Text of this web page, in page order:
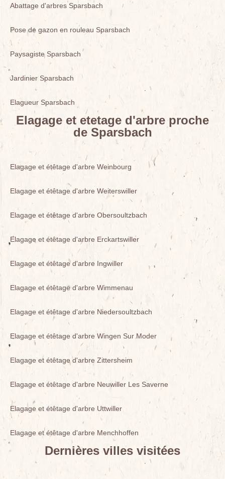
Abattage d'arbres Sparsbach
Pose de gazon en rouleau Sparsbach
Paysagiste Sparsbach
Jardinier Sparsbach
Elagueur Sparsbach
Elagage et etetage d'arbre proche
de Sparsbach
Elagage et étêtage d'arbre Weinbourg
Elagage et étêtage d'arbre Weiterswiller
Elagage et étêtage d'arbre Obersoultzbach
Elagage et étêtage d'arbre Erckartswiller
Elagage et étêtage d'arbre Ingwiller
Elagage et étêtage d'arbre Wimmenau
Elagage et étêtage d'arbre Niedersoultzbach
Elagage et étêtage d'arbre Wingen Sur Moder
Elagage et étêtage d'arbre Zittersheim
Elagage et étêtage d'arbre Neuwiller Les Saverne
Elagage et étêtage d'arbre Uttwiller
Elagage et étêtage d'arbre Menchhoffen
Dernières villes visitées